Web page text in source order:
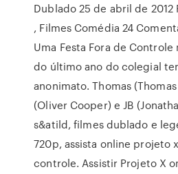
Dublado 25 de abril de 2012
, Filmes Comédia 24
Uma Festa Fora de
do último ano do colegial
anonimato. Thomas
(Oliver Cooper) e JB
s&atild, filmes dublado e
720p, assista online projeto
controle. Assistir Projeto X